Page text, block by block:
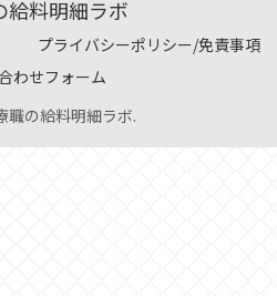
給料明細ラボ
プライバシーポリシー/免責事項
わせフォーム
職の給料明細ラボ.